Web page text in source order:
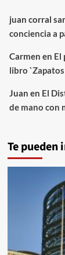
juan corral
conciencia a
Carmen en El
libro `Zapatos
Juan en El
de mano con
Te pueden